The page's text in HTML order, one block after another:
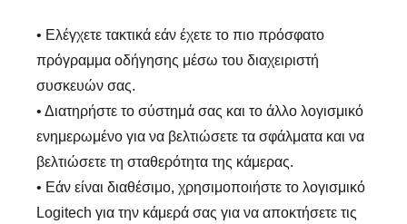
• Ελέγχετε τακτικά εάν έχετε το πιο πρόσφατο
πρόγραμμα οδήγησης μέσω του διαχειριστή
συσκευών σας.
• Διατηρήστε το σύστημά σας και το άλλο λογισμικό
ενημερωμένο για να βελτιώσετε τα σφάλματα και να
βελτιώσετε τη σταθερότητα της κάμερας.
• Εάν είναι διαθέσιμο, χρησιμοποιήστε το λογισμικό
Logitech για την κάμερά σας για να αποκτήσετε τις